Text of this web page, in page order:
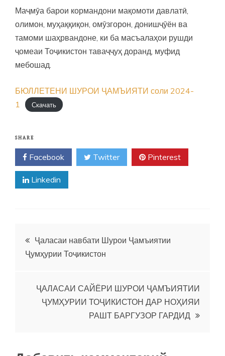
Маҷмӯа барои кормандони мақомоти давлатӣ,
олимон, муҳаққиқон, омӯзгорон, донишҷӯён ва
тамоми шаҳрвандоне, ки ба масъалаҳои рушди
ҷомеаи Тоҷикистон таваҷҷуҳ доранд, муфид
мебошад.
БЮЛЛЕТЕНИ ШУРОИ ҶАМЪИЯТИ соли 2024-
1
Скачать
SHARE
Facebook Twitter Pinterest
Linkedin
Навигация
по
записям
Ҷаласаи навбати Шурои Ҷамъиятии
Ҷумҳурии Тоҷикистон
ҶАЛАСАИ САЙЁРИ ШУРОИ ҶАМЪИЯТИИ
ҶУМҲУРИИ ТОҶИКИСТОН ДАР НОҲИЯИ
РАШТ БАРГУЗОР ГАРДИД